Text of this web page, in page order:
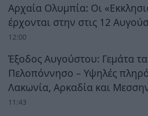
Αρχαία Ολυμπία: Οι
έρχονται στην στις 12
12:00
Έξοδος Αυγούστου: Γεμάτα
Πελοπόννησο – Υψηλές
Λακωνία, Αρκαδία και
11:43